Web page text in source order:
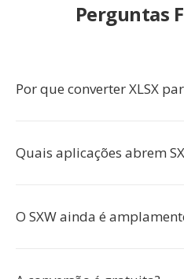
Perguntas
Por que converter XLSX
Quais aplicações abrem
O SXW ainda é